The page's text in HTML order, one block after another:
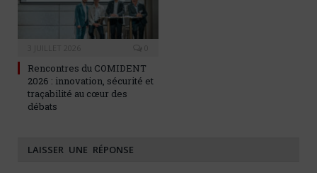
Rencontres du COMIDENT
2026 : innovation, sécurité et
traçabilité au cœur des
débats
LAISSER UNE RÉPONSE